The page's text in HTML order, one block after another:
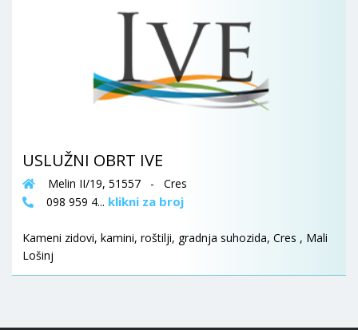
USLUŽNI OBRT IVE
Melin II/19, 51557 - Cres
098 959 4... klikni za broj
Kameni zidovi, kamini, roštilji, gradnja suhozida, Cres , Mali
Lošinj